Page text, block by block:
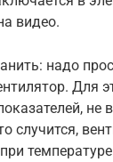
видео.
надо
Для
не
случится,